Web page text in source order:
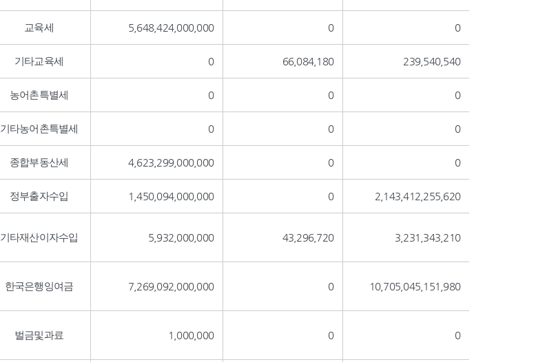
교육세 5,648,424,000,000 0 0
기타교육세 0 66,084,180 239,540,540
농어촌특별세 0 0 0
기타농어촌특별세 0 0 0
종합부동산세 4,623,299,000,000 0 0
정부출자수입 1,450,094,000,000 0 2,143,412,255,620
기타재산이자수입 5,932,000,000 43,296,720 3,231,343,210
한국은행잉여금 7,269,092,000,000 0 10,705,045,151,980
벌금및과료 1,000,000 0 0